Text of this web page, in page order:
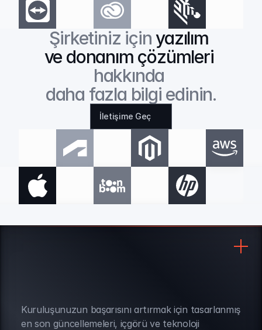
Şirketiniz için yazılım
ve donanım çözümleri
hakkında
daha fazla bilgi edinin.
İletişime Geç
BÜLTEN ABONELİĞİ
Kuruluşunuzun başarısını artırmak için tasarlanmış
en son güncellemeleri, içgörü ve teknoloji